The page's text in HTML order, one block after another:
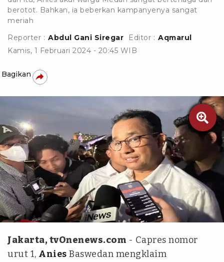
berotot. Bahkan, ia beberkan kampanyenya sangat
meriah
Reporter : Abdul Gani Siregar Editor : Aqmarul
Kamis, 1 Februari 2024 - 20:45 WIB
Bagikan

tim tvOne - Abdul Gani
Jakarta, tvOnenews.com - Capres nomor
urut 1, Anies Baswedan mengklaim